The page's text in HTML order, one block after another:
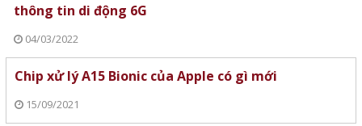
thông tin di động 6G
04/03/2022
Chip xử lý A15 Bionic của Apple có gì mới
15/09/2021